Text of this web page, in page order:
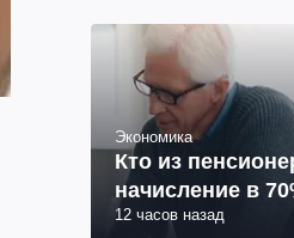
Экономика
Кто из
начисление в
12 часов назад